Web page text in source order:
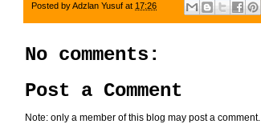
Posted byAdzlan Yusuf at 17:26
No comments:
Post a Comment
Note: only a member of this blog may post a comment.